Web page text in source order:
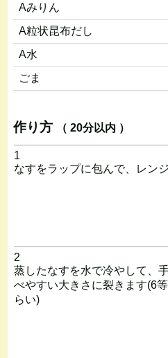
Aみりん
A粒状昆布だし
A水
ごま
作り方 （ 20分以内 ）
1
なすをラップに包んで、レン
2
蒸したなすを水で冷やして、
べやすい大きさに裂きます(6等
らい)